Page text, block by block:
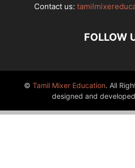
Contact us:
FOLLOW
© Tamil Mixer Education. All
designed and